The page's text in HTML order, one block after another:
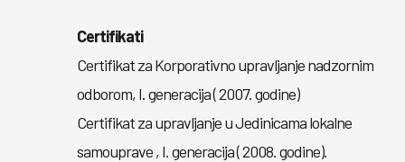
Certifikati
Certifikat za Korporativno upravljanje nadzornim
odborom, I. generacija ( 2007. godine)
Certifikat za upravljanje u Jedinicama lokalne
samouprave , I. generacija ( 2008. godine).